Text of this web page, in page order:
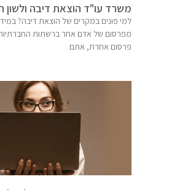
משרד עו"ד הוצאת דיבה ולשון
למי פונים במקרים של הוצאת דיבה?
מפרסום של אדם אחר ברשתות
פרסום אחרת, אתם